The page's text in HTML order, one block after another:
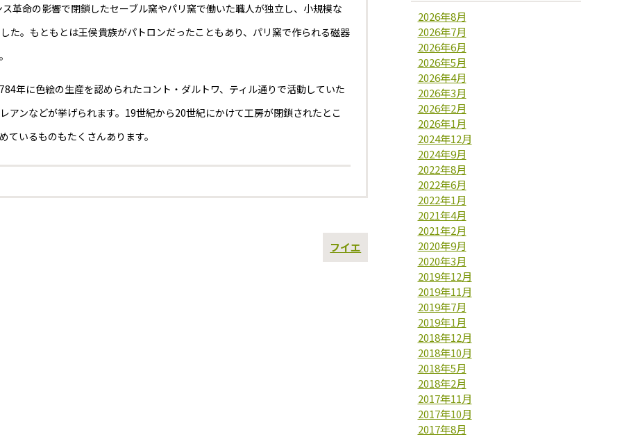
革命の影響で閉鎖したセーブル窯やパリ窯で働いた職人が独立し、小規模な
た。もともとは王侯貴族がパトロンだったこともあり、パリ窯で作られる磁器
年に色絵の生産を認められたコント・ダルトワ、ティル通りで活動していた
アンなどが挙げられます。19世紀から20世紀にかけて工房が閉鎖されたとこ
いるものもたくさんあります。
次
フイエ
2026年8月
2026年7月
2026年6月
2026年5月
2026年4月
2026年3月
2026年2月
2026年1月
2024年12月
2024年9月
2022年8月
2022年6月
2022年1月
2021年4月
2021年2月
2020年9月
2020年3月
2019年12月
2019年11月
2019年7月
2019年1月
2018年12月
2018年10月
2018年5月
2018年2月
2017年11月
2017年10月
2017年8月